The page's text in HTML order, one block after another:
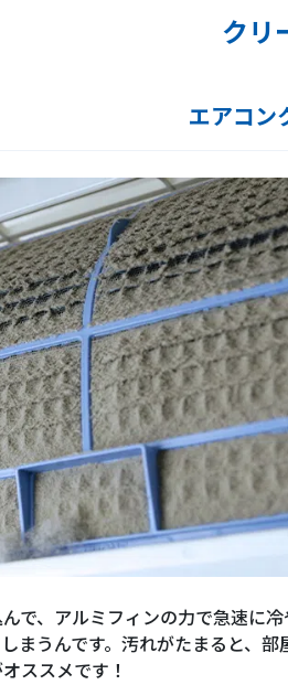
クリ
エアコン
で、アルミフィンの力で急速に
まうんです。汚れがたまると、
ススメです！